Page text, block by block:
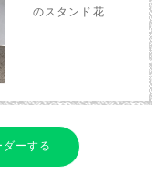
のスタンド花
ーする